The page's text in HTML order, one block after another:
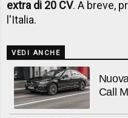
extra di 20 CV. A breve,
l'Italia.
VEDI ANCHE
Call